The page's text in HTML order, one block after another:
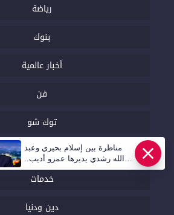
رياضة
بنوك
أخبار عالمية
فن
توك شو
تحقيقات
خدمات
دين ودنيا
مناظرة بين إسلام بحيري وعبد
الله رشدي يديرها عمرو أديب..
قريبا | أهل مصر